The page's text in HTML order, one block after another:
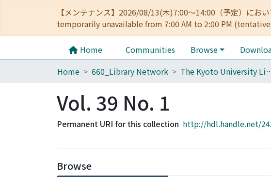
【メンテナンス】2026/08/13(木)7:00～14:00（予定）に
temporarily unavailable from 7:00 AM to 2:00 PM
Home Communities Browse
Home
660_Library Network The Kyoto University
Vol. 39 No. 1
Permanent URI for this collection http://hdl.handle.net/
Browse